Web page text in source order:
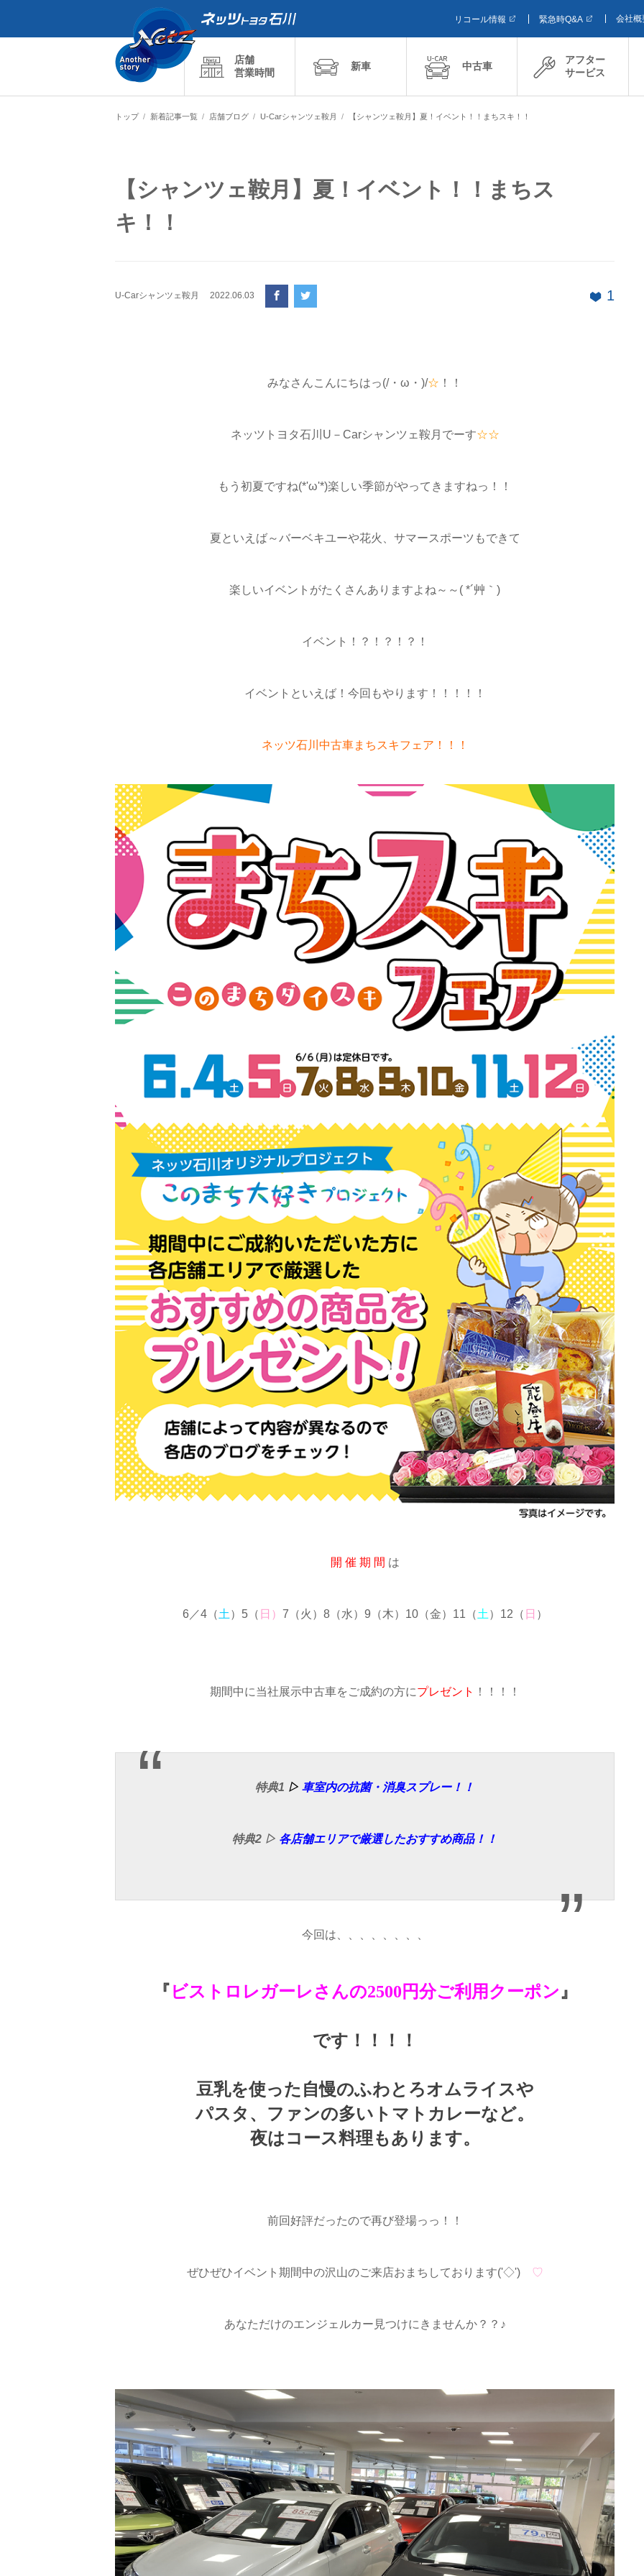
リコール情報 緊急時Q&A 会社概
店舗
営業時間
新車 中古車
アフター
サービス
トップ 新着記事一覧 店舗ブログ U-Carシャンツェ鞍月 【シャンツェ鞍月】夏！イベント！！まちスキ！！
【シャンツェ鞍月】夏！イベント！！まちス
キ！！
U-Carシャンツェ鞍月 2022.06.03 1
みなさんこんにちはっ(/・ω・)/☆ ！！
ネッツトヨタ石川U－Carシャンツェ鞍月でーす☆☆
もう初夏ですね(*'ω'*)楽しい季節がやってきますねっ！！
夏といえば～バーベキユーや花火、サマースポーツもできて
楽しいイベントがたくさんありますよね～～( *´艸｀)
イベント！？！？！？！
イベントといえば！今回もやります！！！！！
ネッツ石川中古車まちスキフェア！！！
開 催 期 間 は
6／4（土 ）5（ 日） 7（火）8（水）9（木）10（金）11（土 ）12（ 日 ）
期間中に当社展示中古車をご成約の方にプレゼント ！！！！
特典1 ▷ 車室内の抗菌・消臭スプレー！！
特典2 ▷ 各店舗エリアで厳選したおすすめ商品！！
今回は、、、、、、、、
『ビストロレガーレさんの2500円分ご利用クーポン』
です！！！！
豆乳を使った自慢のふわとろオムライスや
パスタ、ファンの多いトマトカレーなど。
夜はコース料理もあります。
前回好評だったので再び登場っっ！！
ぜひぜひイベント期間中の沢山のご来店おまちしております('◇')ゞ ♡
あなただけのエンジェルカー見つけにきませんか？？♪